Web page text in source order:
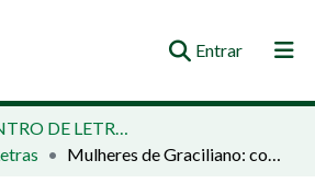
Entrar(current)
CLCH - CENTRO DE LETRAS E CIÊNCIAS HUMANAS
Mulheres de Graciliano: configurações femininas em S. Bernardo, Angústia e Vidas Secas